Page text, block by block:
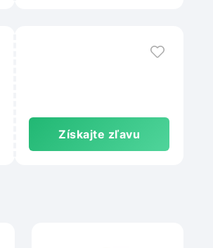
Získajte zľavu